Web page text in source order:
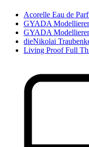
Acorelle Eau de
GYADA
GYADA
dieNikolai
Living Proof Full